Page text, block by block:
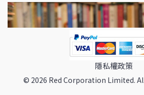
隱私權政策
© 2026 Red Corporation Limited.